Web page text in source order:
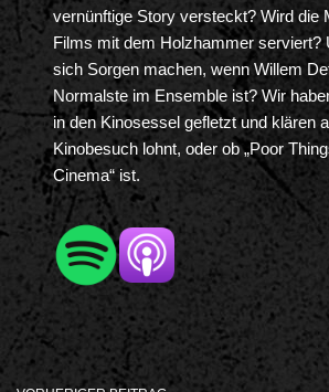
vernünftige Story versteckt? Wird die
Films mit dem Holzhammer serviert?
sich Sorgen machen, wenn Willem
Normalste im Ensemble ist? Wir
in den Kinosessel gefletzt und klären
Kinobesuch lohnt, oder ob „Poor
Cinema“ ist.